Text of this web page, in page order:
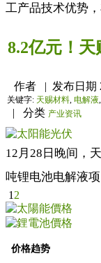
工产品技术优势
8.2亿元！
作者 | 发布日期
关键字: 天赐材料, 电解液,
| 分类 产业资讯
12月28日晚间，
吨锂电池电解液
1 2
价格趋势